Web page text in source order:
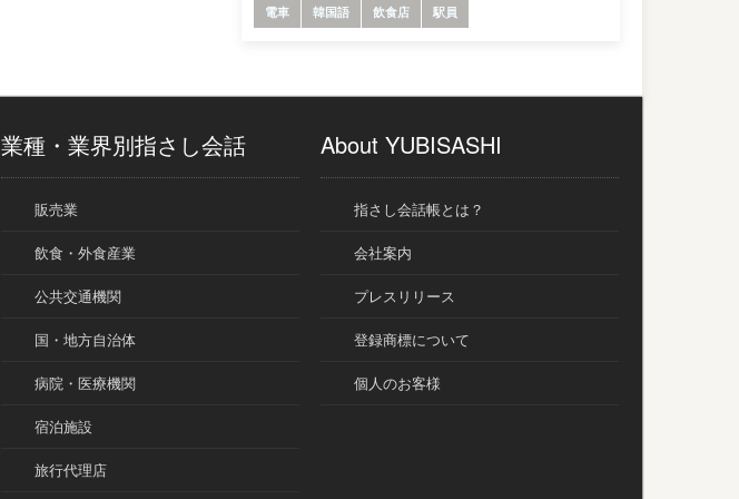
電車
韓国語 飲食店 駅員
業種・業界別指さし会話
販売業
飲食・外食産業
公共交通機関
国・地方自治体
病院・医療機関
宿泊施設
旅行代理店
About YUBISASHI
指さし会話帳とは？
会社案内
プレスリリース
登録商標について
個人のお客様